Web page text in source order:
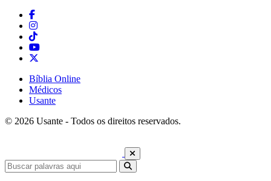
Bíblia Online
Médicos
Usante
© 2026 Usante - Todos os direitos reservados.